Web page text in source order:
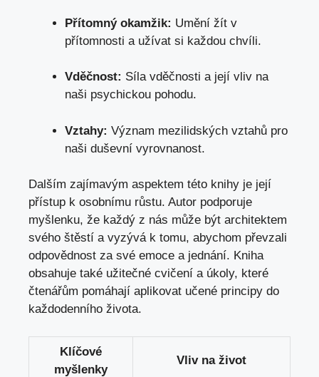
Přítomný okamžik: Umění žít v
přítomnosti a užívat si každou chvíli.
Vděčnost: Síla vděčnosti a její vliv na
naši psychickou pohodu.
Vztahy: Význam mezilidských vztahů pro
naši duševní vyrovnanost.
Dalším zajímavým aspektem této knihy je její
přístup k osobnímu růstu. Autor podporuje
myšlenku, že každý z nás může být architektem
svého štěstí a vyzývá k tomu, abychom převzali
odpovědnost za své emoce a jednání. Kniha
obsahuje také užitečné cvičení a úkoly, které
čtenářům pomáhají aplikovat učené principy do
každodenního života.
Klíčové
myšlenky
Vliv na život